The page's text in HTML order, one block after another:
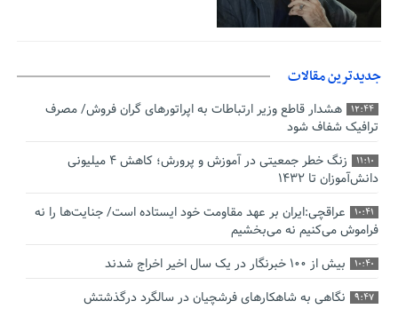
جدیدترین مقالات
12:44
هشدار قاطع وزیر ارتباطات به اپراتورهای گران فروش/ مصرف
ترافیک شفاف شود
11:10
زنگ خطر جمعیتی در آموزش و پرورش؛ کاهش ۴ میلیونی
دانش‌آموزان تا ۱۴۳۲
10:41
عراقچی:ایران بر عهد مقاومت خود ایستاده است/ جنایت‌ها را نه
فراموش می‌کنیم نه می‌بخشیم
10:40 بیش از ۱۰۰ خبرنگار در یک سال اخیر اخراج شدند
9:47 نگاهی به شاهکارهای فرشچیان در سالگرد درگذشتش